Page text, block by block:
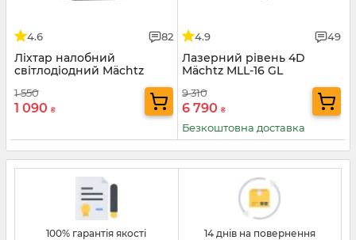
4.6 82
Ліхтар налобний
світлодіодний Mächtz
1 550
1 090 ₴
4.9 49
Лазерний рівень 4D
Mächtz MLL-16 GL
9 310
6 790 ₴
Безкоштовна доставка
100% гарантія якості
14 днів на повернення